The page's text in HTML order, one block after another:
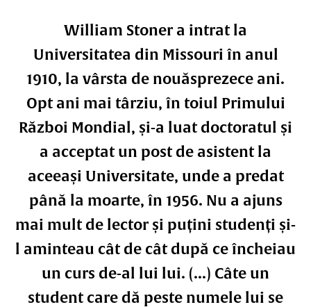
William Stoner a intrat la
Universitatea din Missouri în anul
1910, la vârsta de nouăsprezece ani.
Opt ani mai târziu, în toiul Primului
Război Mondial, și-a luat doctoratul și
a acceptat un post de asistent la
aceeași Universitate, unde a predat
până la moarte, în 1956. Nu a ajuns
mai mult de lector și puțini studenți și-
l aminteau cât de cât după ce încheiau
un curs de-al lui lui. (...) Câte un
student care dă peste numele lui se